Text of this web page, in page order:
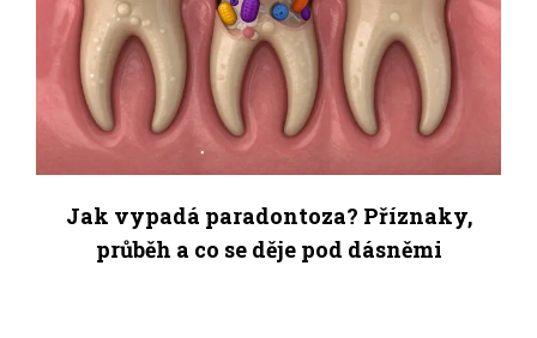
Jak vypadá paradontoza? Příznaky,
průběh a co se děje pod dásněmi